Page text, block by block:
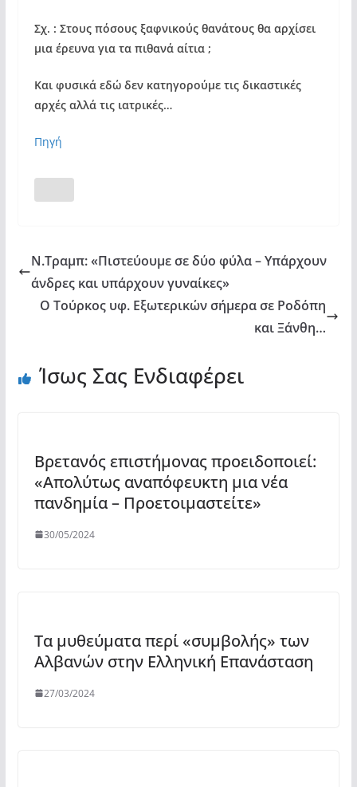
Σχ. : Στους πόσους ξαφνικούς θανάτους θα αρχίσει
μια έρευνα για τα πιθανά αίτια ;
Και φυσικά εδώ δεν κατηγορούμε τις δικαστικές
αρχές αλλά τις ιατρικές…
Πηγή
Ν.Τραμπ: «Πιστεύουμε σε δύο φύλα – Υπάρχουν
άνδρες και υπάρχουν γυναίκες»
Ο Τούρκος υφ. Εξωτερικών σήμερα σε Ροδόπη
και Ξάνθη…
Ίσως Σας Ενδιαφέρει
Βρετανός επιστήμονας προειδοποιεί:
«Απολύτως αναπόφευκτη μια νέα
πανδημία – Προετοιμαστείτε»
30/05/2024
Τα μυθεύματα περί «συμβολής» των
Αλβανών στην Ελληνική Επανάσταση
27/03/2024